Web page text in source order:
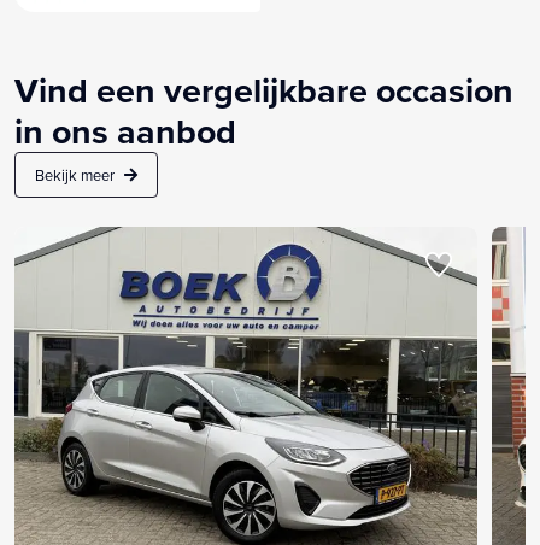
Vind een vergelijkbare occasion
in ons aanbod
Bekijk meer